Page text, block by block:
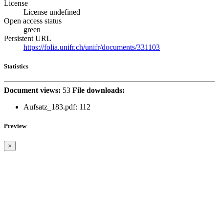
License
License undefined
Open access status
green
Persistent URL
https://folia.unifr.ch/unifr/documents/331103
Statistics
Document views: 53 File downloads:
Aufsatz_183.pdf: 112
Preview
×